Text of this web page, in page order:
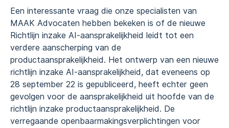
Een interessante vraag die onze specialisten van
MAAK Advocaten hebben bekeken is of de nieuwe
Richtlijn inzake AI-aansprakelijkheid leidt tot een
verdere aanscherping van de
productaansprakelijkheid. Het ontwerp van een nieuwe
richtlijn inzake AI-aansprakelijkheid, dat eveneens op
28 september 22 is gepubliceerd, heeft echter geen
gevolgen voor de aansprakelijkheid uit hoofde van de
richtlijn inzake productaansprakelijkheid. De
verregaande openbaarmakingsverplichtingen voor